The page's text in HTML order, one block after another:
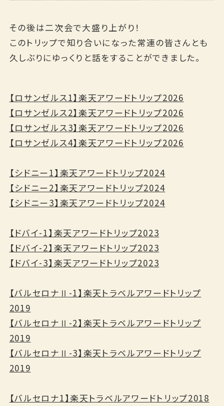
その後は二次会で大盛り上がり！
このトリップで知り合いになった常連の皆さんとも
久しぶりにゆっくりと話をすることができました。
【ロサンゼルス1】楽天アワードトリップ2026
【ロサンゼルス2】楽天アワードトリップ2026
【ロサンゼルス3】楽天アワードトリップ2026
【ロサンゼルス4】楽天アワードトリップ2026
【シドニー1】楽天アワードトリップ2024
【シドニー2】楽天アワードトリップ2024
【シドニー3】楽天アワードトリップ2024
【ドバイ-1】楽天アワードトリップ2023
【ドバイ-2】楽天アワードトリップ2023
【ドバイ-3】楽天アワードトリップ2023
【バルセロナⅡ-1】楽天トラベルアワードトリップ
2019
【バルセロナⅡ-2】楽天トラベルアワードトリップ
2019
【バルセロナⅡ-3】楽天トラベルアワードトリップ
2019
【バルセロナ1】楽天トラベルアワードトリップ2018